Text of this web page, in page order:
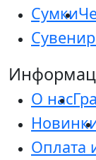
Сумки
О нас
Оплата